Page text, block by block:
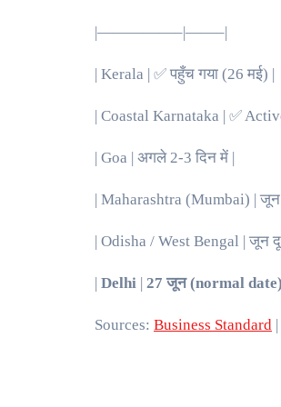
|—————–|——–|
| Kerala | ✅ पहुँच गया (26 मई) |
| Coastal Karnataka | ✅
| Goa | अगले 2-3 दिन में |
| Maharashtra (Mumbai) | जून
| Odisha / West Bengal | जून
Delhi 27 जून (normal date)
Sources: Business Standard